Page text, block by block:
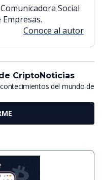
Social
Conoce al autor
CriptoNoticias
del mundo de